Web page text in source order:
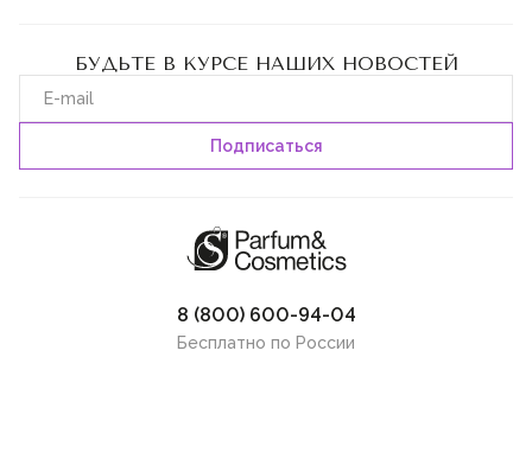
БУДЬТЕ В КУРСЕ НАШИХ НОВОСТЕЙ
8 (800) 600-94-04
Бесплатно по России